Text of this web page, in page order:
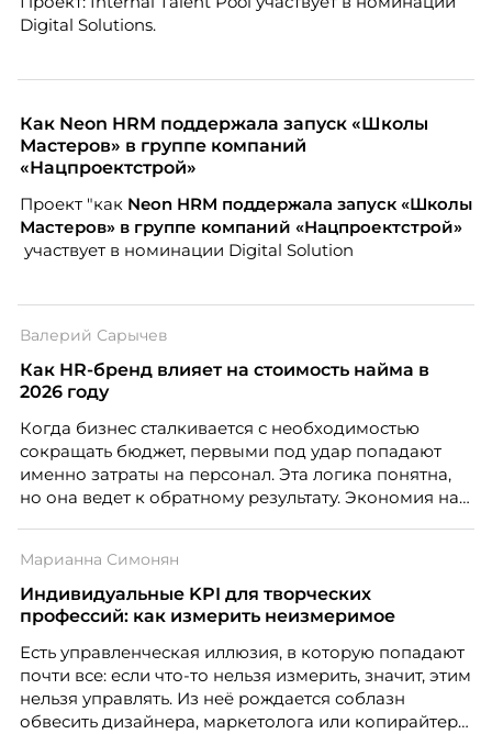
Digital Solutions.
Как Neon HRM поддержала запуск «Школы
Мастеров» в группе компаний
«Нацпроектстрой»
Проект "какNeon HRM поддержала запуск «Школы
Мастеров» в группе компаний «Нацпроектстрой»
участвует в номинации Digital Solution
Валерий Сарычев
Как HR-бренд влияет на стоимость найма в
2026 году
Когда бизнес сталкивается с необходимостью
сокращать бюджет, первыми под удар попадают
именно затраты на персонал. Эта логика понятна,
но она ведет к обратному результату. Экономия на
значит – сокращает доходы бизнеса.
Марианна Симонян
Индивидуальные KPI для творческих
профессий: как измерить неизмеримое
Есть управленческая иллюзия, в которую попадают
почти все: если что-то нельзя измерить, значит, этим
нельзя управлять. Из неё рождается соблазн
обвесить дизайнера, маркетолога или копирайтера